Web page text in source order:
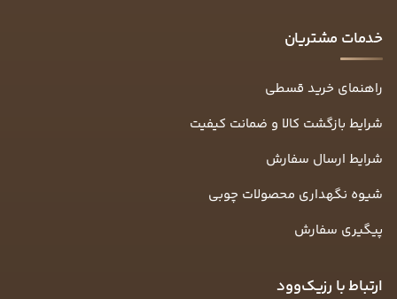
خدمات مشتریان
راهنمای خرید قسطی
شرایط بازگشت کالا و ضمانت کیفیت
شرایط ارسال سفارش
شیوه نگهداری محصولات چوبی
پیگیری سفارش
ارتباط با رزیک‌وود